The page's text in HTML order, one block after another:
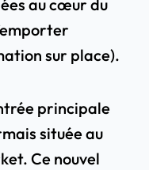
au cœur du
sur place).
principale
située au
Ce nouvel